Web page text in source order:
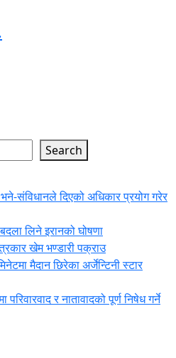
Search
संविधानले दिएको अधिकार प्रयोग गरेर
लिने इरानको घोषणा
खेम भण्डारी पक्राउ
मैदान छिरेका अर्जेन्टिनी स्टार
परिवारवाद र नातावादको पूर्ण निषेध गर्ने